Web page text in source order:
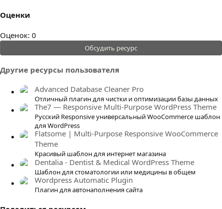
Оценки
0
.
0
0
з
Оценок: 0
Обсудить ресурс
Другие ресурсы пользователя
Advanced Database Cleaner Pro
Отличный плагин для чистки и оптимизации базы данных
The7 — Responsive Multi-Purpose WordPress Theme
Русский Responsive универсальный WooCommerce шаблон
для WordPress
Flatsome | Multi-Purpose Responsive WooCommerce
Theme
Красивый шаблон для интернет магазина
Dentalia - Dentist & Medical WordPress Theme
Шаблон для стоматологии или медицины в общем
Wordpress Automatic Plugin
Плагин для автонаполнения сайта